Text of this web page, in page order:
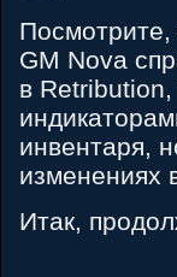
Посмотрите,
GM Nova
в
инвентаря,
изменениях
Итак,